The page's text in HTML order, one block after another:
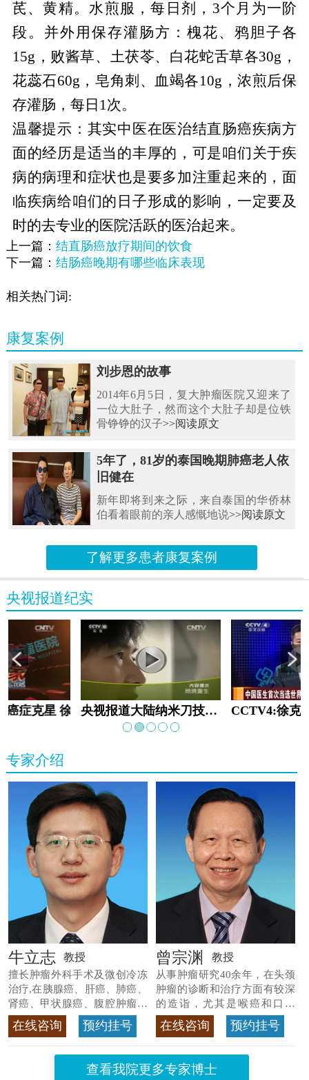
芪、黄精。水煎服，每日剂，3个月为一阶
段。并外用保存灌肠方：槐花、鸦胆子各
15g，败酱草、土茯苓、白花蛇舌草各30g，
花蕊石60g，皂角刺、血竭各10g，浓煎后保
存灌肠，每日1次。
温馨提示：其实中医在医治结直肠癌疾病方
面的经历是适当的丰厚的，可是咱们关于疾
病的病理和症状也是要多加注重起来的，面
临疾病给咱们的日子形成的影响，一定要及
时的去专业的医院活跃的医治起来。
上一篇： 结直肠癌放疗期间的饮食
下一篇： 结肠癌晚期有哪些临床表现
相关热门词:
康复案例
刘步恩的故事
2014年6月5日，复大肿瘤医院又迎来了
一位大肚子，然而这个大肚子却是位铁
骨铮铮的汉子>>阅读原文
5年了，81岁的泰国晚期肺癌老人依
旧健在
新年即将到来之际，来自泰国的华侨林
伯看着眼前的亲人感慨地说>>阅读原文
了解更多患者康复案例
央视报道纪实
癌症克星 徐克成 央视报道大陆纳米刀技术手术：绝境重生
专家介绍
牛立志 教授
擅长肿瘤外科手术及微创冷冻
治疗,在胰腺癌、肝癌、肺癌、
肾癌、甲状腺癌、腹腔肿瘤等
>>查看专家详情
在线咨询 预约挂号
曾宗渊 教授
从事肿瘤研究40余年，在头颈
肿瘤的诊断和治疗方面有较深
的造诣，尤其是喉癌和口腔
癌，迄今仍是广东喉癌单病种
首席专家 >>查看专家详情
在线咨询 预约挂号
查看我院更多专家博士